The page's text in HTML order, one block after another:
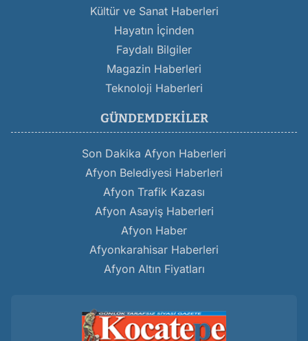
Kültür ve Sanat Haberleri
Hayatın İçinden
Faydalı Bilgiler
Magazin Haberleri
Teknoloji Haberleri
GÜNDEMDEKILER
Son Dakika Afyon Haberleri
Afyon Belediyesi Haberleri
Afyon Trafik Kazası
Afyon Asayiş Haberleri
Afyon Haber
Afyonkarahisar Haberleri
Afyon Altın Fiyatları